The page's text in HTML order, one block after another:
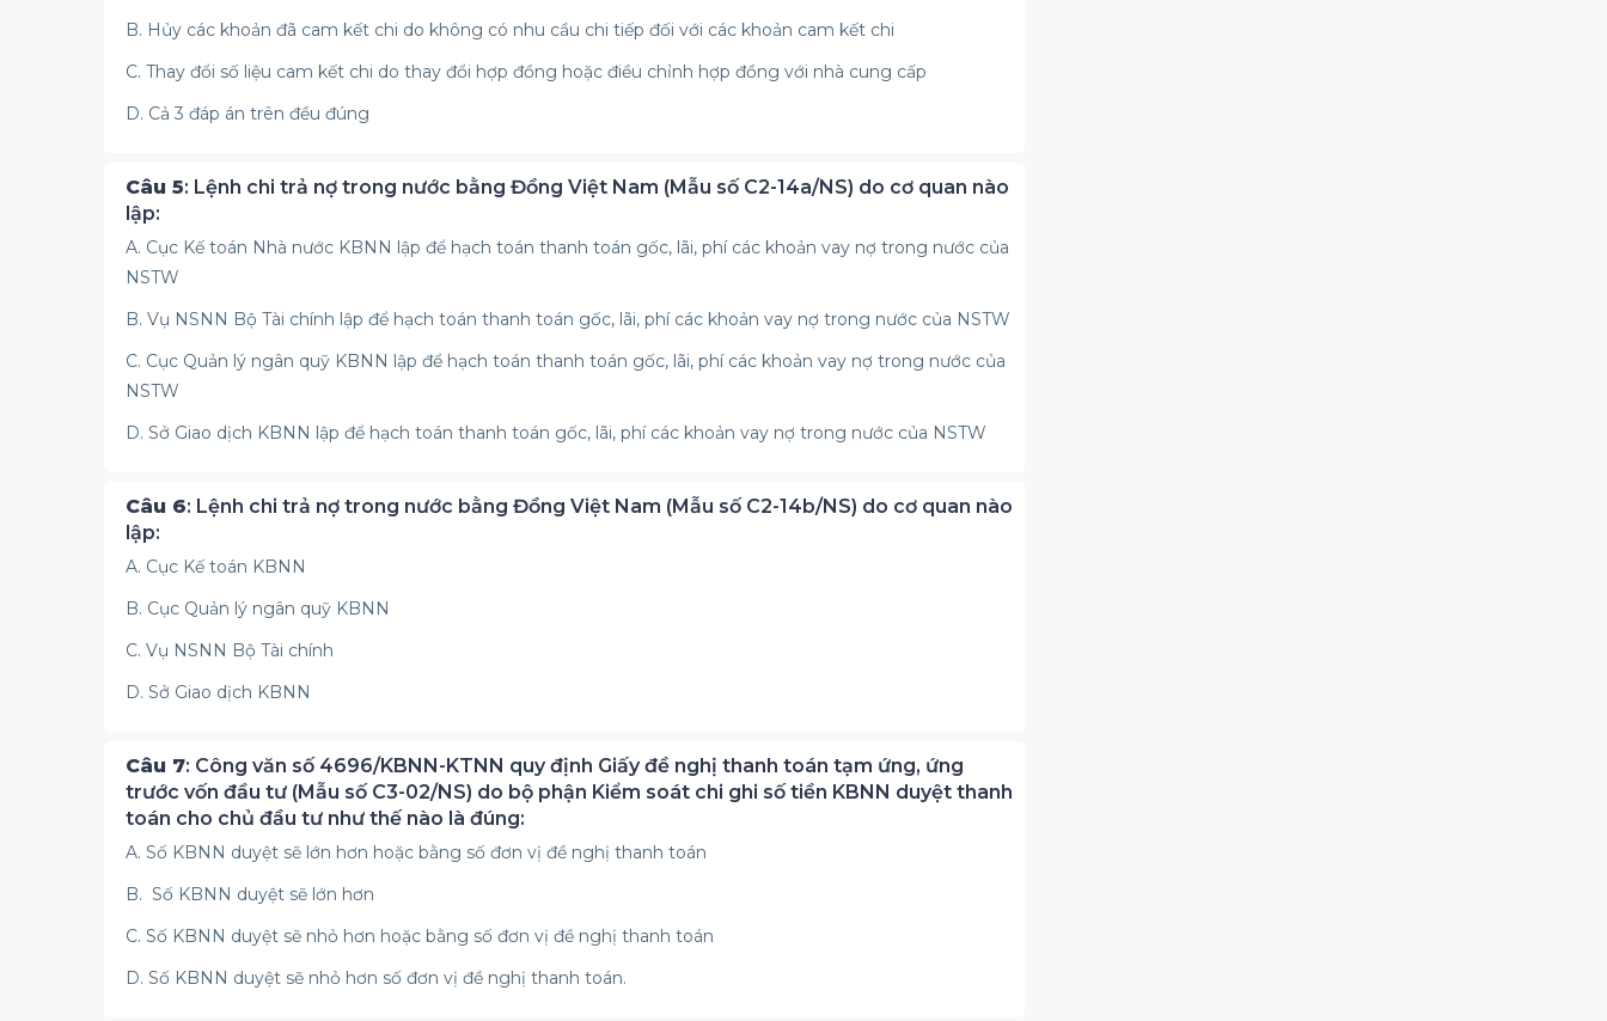
B. Hủy các khoản đã cam kết chi do không có nhu cầu chi tiếp đối với các khoản cam kết chi
C. Thay đổi số liệu cam kết chi do thay đổi hợp đồng hoặc điều chỉnh hợp đồng với nhà cung cấp
D. Cả 3 đáp án trên đều đúng
Câu 5: Lệnh chi trả nợ trong nước bằng Đồng Việt Nam (Mẫu số C2-14a/NS) do cơ quan nào
lập:
A. Cục Kế toán Nhà nước KBNN lập để hạch toán thanh toán gốc, lãi, phí các khoản vay nợ trong nước của
NSTW
B. Vụ NSNN Bộ Tài chính lập để hạch toán thanh toán gốc, lãi, phí các khoản vay nợ trong nước của NSTW
C. Cục Quản lý ngân quỹ KBNN lập để hạch toán thanh toán gốc, lãi, phí các khoản vay nợ trong nước của
NSTW
D. Sở Giao dịch KBNN lập để hạch toán thanh toán gốc, lãi, phí các khoản vay nợ trong nước của NSTW
Câu 6: Lệnh chi trả nợ trong nước bằng Đồng Việt Nam (Mẫu số C2-14b/NS) do cơ quan nào
lập:
A. Cục Kế toán KBNN
B. Cục Quản lý ngân quỹ KBNN
C. Vụ NSNN Bộ Tài chính
D. Sở Giao dịch KBNN
Câu 7: Công văn số 4696/KBNN-KTNN quy định Giấy đề nghị thanh toán tạm ứng, ứng
trước vốn đầu tư (Mẫu số C3-02/NS) do bộ phận Kiểm soát chi ghi số tiền KBNN duyệt thanh
toán cho chủ đầu tư như thế nào là đúng:
A. Số KBNN duyệt sẽ lớn hơn hoặc bằng số đơn vị đề nghị thanh toán
B. Số KBNN duyệt sẽ lớn hơn
C. Số KBNN duyệt sẽ nhỏ hơn hoặc bằng số đơn vị đề nghị thanh toán
D. Số KBNN duyệt sẽ nhỏ hơn số đơn vị đề nghị thanh toán.